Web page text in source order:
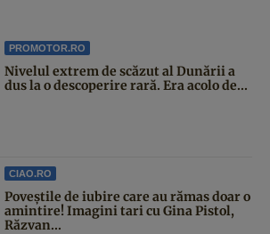
PROMOTOR.RO
Nivelul extrem de scăzut al Dunării a
dus la o descoperire rară. Era acolo de...
CIAO.RO
Poveştile de iubire care au rămas doar o
amintire! Imagini tari cu Gina Pistol,
Răzvan...